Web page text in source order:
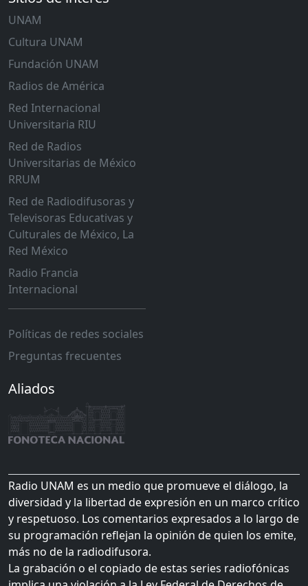
UNAM
Cultura UNAM
Fundación UNAM
Radios de América
Red Internacional
Universitaria RIU
Red de Radios
Universitarias de México
RRUM
Red de Radiodifusoras y
Televisoras Educativas y
Culturales de México, La
Red México
Radio Francia
Internacional
Políticas de redes sociales
Preguntas frecuentes
Aliados
Radio UNAM es un medio que promueve el diálogo, la
diversidad y la libertad de expresión en un marco crítico
y respetuoso. Los comentarios expresados a lo largo de
su programación reflejan la opinión de quien los emite,
más no de la radiodifusora.
La grabación o el copiado de estas series radiofónicas